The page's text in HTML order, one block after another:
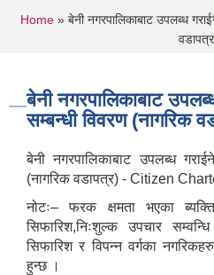
You are here
Home» बेनी नगरपालिकाबाट उपलब्ध
बेनी नगरपालिकाबाट
सम्बन्धी विवरण (नागरिक
बेनी नगरपालिकाबाट उपलब्ध
(नागरिक वडापत्र) - Citizen
नोटः– फरक क्षमता भएका
सिफारिश,निःशुल्क उपचार
सिफारिश र विपन्न वर्गका
हुन्छ ।